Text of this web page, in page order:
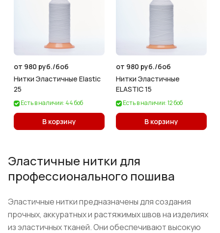
от 980 руб./боб
Нитки Эластичные Elastic
25
Есть в наличии: 44 боб
В корзину
от 980 руб./боб
Нитки Эластичные
ELASTIC 15
Есть в наличии: 12 боб
В корзину
Эластичные нитки для
профессионального пошива
Эластичные нитки предназначены для создания
прочных, аккуратных и растяжимых швов на изделиях
из эластичных тканей. Они обеспечивают высокую